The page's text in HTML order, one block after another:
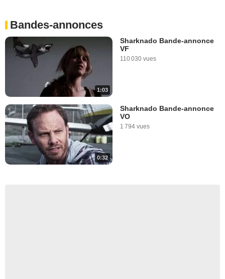
Bandes-annonces
1:03
Sharknado Bande-annonce
VF
110 030 vues
0:32
Sharknado Bande-annonce
VO
1 794 vues